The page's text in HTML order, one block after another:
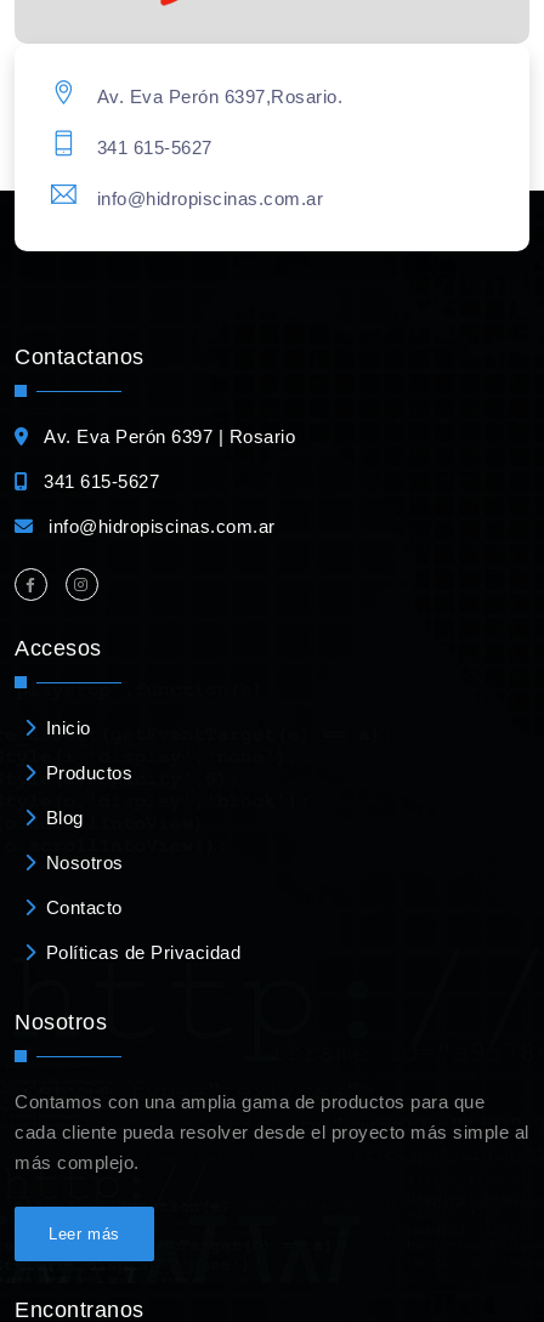
Av. Eva Perón 6397,Rosario.
341 615-5627
info@hidropiscinas.com.ar
Contactanos
Av. Eva Perón 6397 | Rosario
341 615-5627
info@hidropiscinas.com.ar
Accesos
Inicio
Productos
Blog
Nosotros
Contacto
Políticas de Privacidad
Nosotros
Contamos con una amplia gama de productos para que
cada cliente pueda resolver desde el proyecto más simple al
más complejo.
Leer más
Encontranos